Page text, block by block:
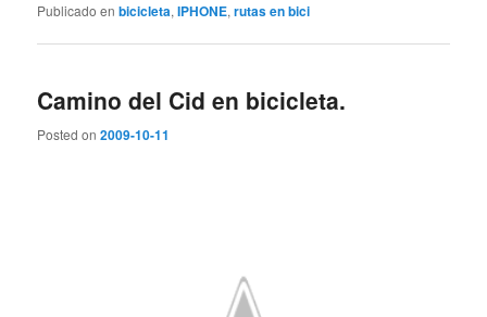
Publicado en bicicleta,IPHONE,rutas en bici
Camino del Cid en bicicleta.
Posted on2009-10-11